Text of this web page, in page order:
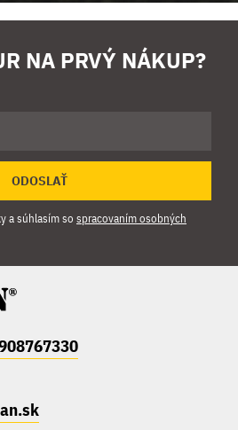
NA PRVÝ NÁKUP?
ODOSLAŤ
a súhlasím so spracovaním osobných